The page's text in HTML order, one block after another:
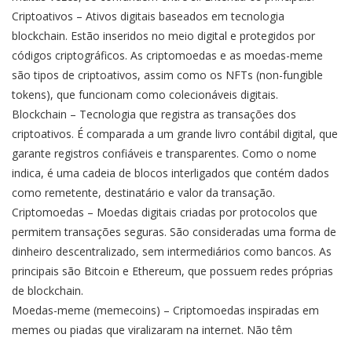
Criptoativos – Ativos digitais baseados em tecnologia
blockchain. Estão inseridos no meio digital e protegidos por
códigos criptográficos. As criptomoedas e as moedas-meme
são tipos de criptoativos, assim como os NFTs (non-fungible
tokens), que funcionam como colecionáveis digitais.
Blockchain – Tecnologia que registra as transações dos
criptoativos. É comparada a um grande livro contábil digital, que
garante registros confiáveis e transparentes. Como o nome
indica, é uma cadeia de blocos interligados que contém dados
como remetente, destinatário e valor da transação.
Criptomoedas – Moedas digitais criadas por protocolos que
permitem transações seguras. São consideradas uma forma de
dinheiro descentralizado, sem intermediários como bancos. As
principais são Bitcoin e Ethereum, que possuem redes próprias
de blockchain.
Moedas-meme (memecoins) – Criptomoedas inspiradas em
memes ou piadas que viralizaram na internet. Não têm